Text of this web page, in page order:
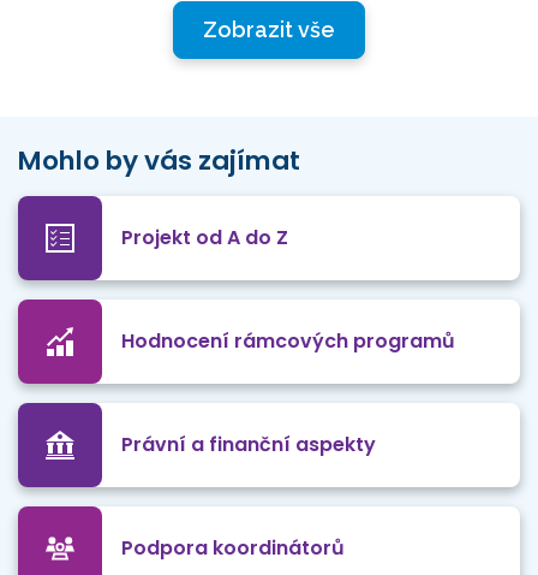
Zobrazit vše
Mohlo by vás zajímat
Projekt od A do Z
Hodnocení rámcových programů
Právní a finanční aspekty
Podpora koordinátorů